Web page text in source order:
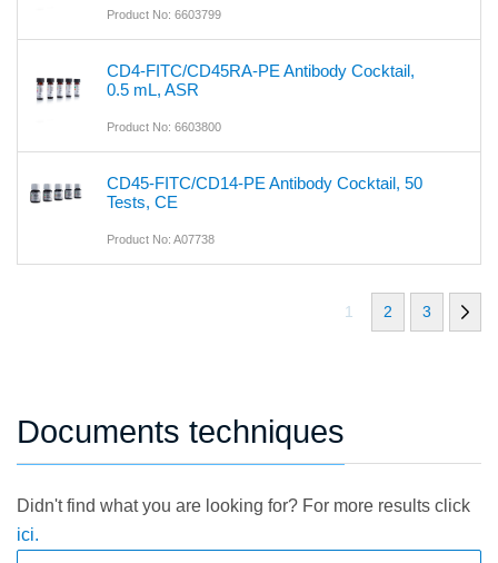
Product No: 6603799
CD4-FITC/CD45RA-PE Antibody Cocktail,
0.5 mL, ASR
Product No: 6603800
CD45-FITC/CD14-PE Antibody Cocktail, 50
Tests, CE
Product No: A07738
1 2 3
Documents techniques
Didn't find what you are looking for? For more results click
ici.